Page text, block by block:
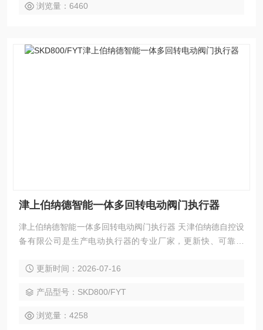
浏览量：6460
津上伯纳德智能一体多回转电动阀门执行器
津上伯纳德智能一体多回转电动阀门执行器 天津伯纳德自控设
备有限公司是生产电动执行器的专业厂家，更新快、可靠性
合结构是本公司的*设计构思。模块组件互换性高，具有多样化
电力、钢铁、炼油、天然气、水处理、燃气热力、造船、汽车
工业、铝加工、化工等行业。
更新时间：2026-07-16
产品型号：SKD800/FYT
浏览量：4258